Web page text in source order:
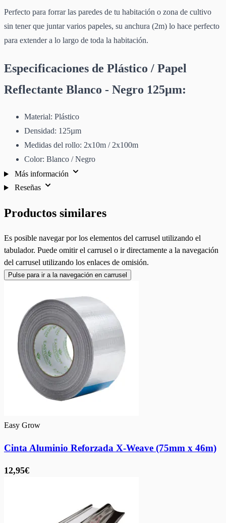
Perfecto para forrar las paredes de tu habitación o zona de cultivo
sin tener que juntar varios papeles, su anchura (2m) lo hace perfecto
para extender a lo largo de toda la habitación.
Especificaciones de Plástico / Papel
Reflectante Blanco - Negro 125µm:
Material: Plástico
Densidad: 125µm
Medidas del rollo: 2x10m / 2x100m
Color: Blanco / Negro
Más información
Reseñas
Productos similares
Es posible navegar por los elementos del carrusel utilizando el
tabulador. Puede omitir el carrusel o ir directamente a la navegación
del carrusel utilizando los enlaces de omisión.
Pulse para ir a la navegación en carrusel
Easy Grow
Cinta Aluminio Reforzada X-Weave (75mm x 46m)
12,95€